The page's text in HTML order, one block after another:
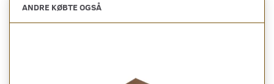
ANDRE KØBTE OGSÅ